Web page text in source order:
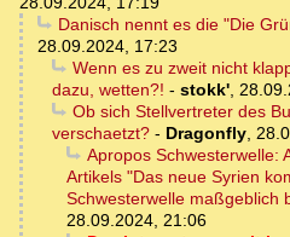
Danisch nennt es die "Die
28.09.2024, 17:23
Wenn es zu zweit nicht
dazu, wetten?! - stokk',
Ob sich Stellvertreter des
verschaetzt? - Dragonfly,
Apropos Schwesterwelle:
Artikels "Das neue Syrien
Schwesterwelle maßgeblich
28.09.2024, 21:06